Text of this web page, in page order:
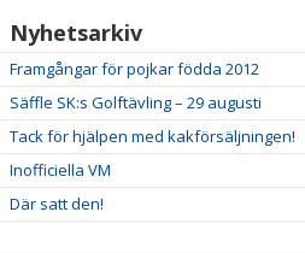
VÅRA LAG/TRÄNARE
Nyhetsarkiv
Framgångar för pojkar födda 2012
Säffle SK:s Golftävling – 29 augusti
Tack för hjälpen med kakförsäljningen!
Inofficiella VM
Där satt den!